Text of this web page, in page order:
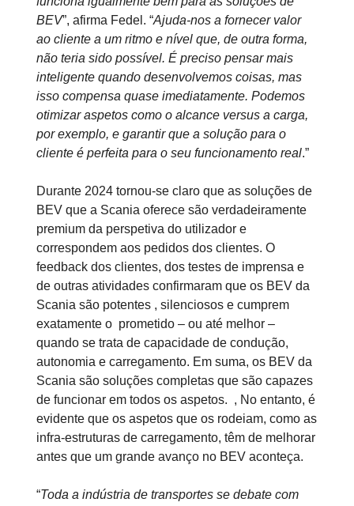
BEV”, afirma Fedel. “Ajuda-nos a fornecer valor
ao cliente a um ritmo e nível que, de outra forma,
não teria sido possível. É preciso pensar mais
inteligente quando desenvolvemos coisas, mas
isso compensa quase imediatamente. Podemos
otimizar aspetos como o alcance versus a carga,
por exemplo, e garantir que a solução para o
cliente é perfeita para o seu funcionamento real.”
Durante 2024 tornou-se claro que as soluções de
BEV que a Scania oferece são verdadeiramente
premium da perspetiva do utilizador e
correspondem aos pedidos dos clientes. O
feedback dos clientes, dos testes de imprensa e
de outras atividades confirmaram que os BEV da
Scania são potentes , silenciosos e cumprem
exatamente o prometido – ou até melhor –
quando se trata de capacidade de condução,
autonomia e carregamento. Em suma, os BEV da
Scania são soluções completas que são capazes
de funcionar em todos os aspetos. , No entanto, é
evidente que os aspetos que os rodeiam, como as
infra-estruturas de carregamento, têm de melhorar
antes que um grande avanço no BEV aconteça.
“Toda a indústria de transportes se debate com